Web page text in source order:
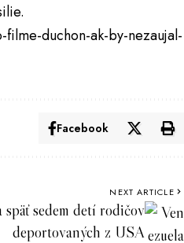
duchon-ak-by-nezaujal-
Facebook
NEXT ARTICLE
sedem detí rodičov
deportovaných z USA